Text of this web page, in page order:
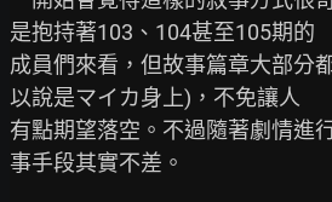
是抱持著103、104甚至105期的
成員們來看，但故事篇章大部分
以說是マイカ身上)，不免讓人
有點期望落空。不過隨著劇情進
事手段其實不差。